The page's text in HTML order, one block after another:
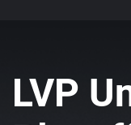
LVP